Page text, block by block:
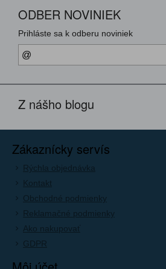
ODBER NOVINIEK
Prihláste sa k odberu noviniek
Z nášho blogu
Zákaznícky servís
Rýchla objednávka
Kontakt
Obchodné podmienky
Reklamačné podmienky
Ako nakupovať
GDPR